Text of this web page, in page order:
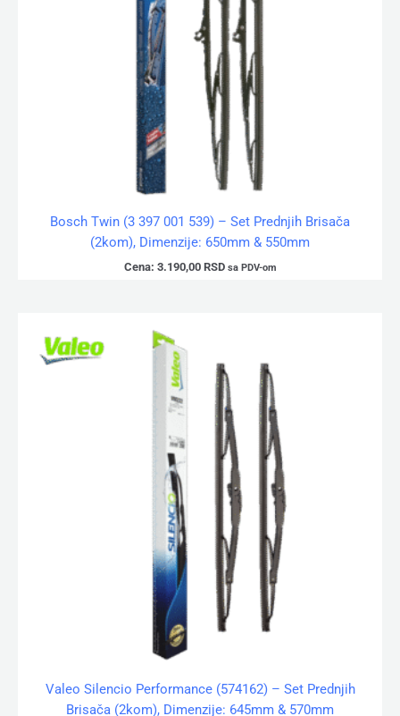
Bosch Twin (3 397 001 539) – Set Prednjih Brisača
(2kom), Dimenzije: 650mm & 550mm
Cena: 3.190,00 RSD sa PDV-om
Valeo Silencio Performance (574162) – Set Prednjih
Brisača (2kom), Dimenzije: 645mm & 570mm